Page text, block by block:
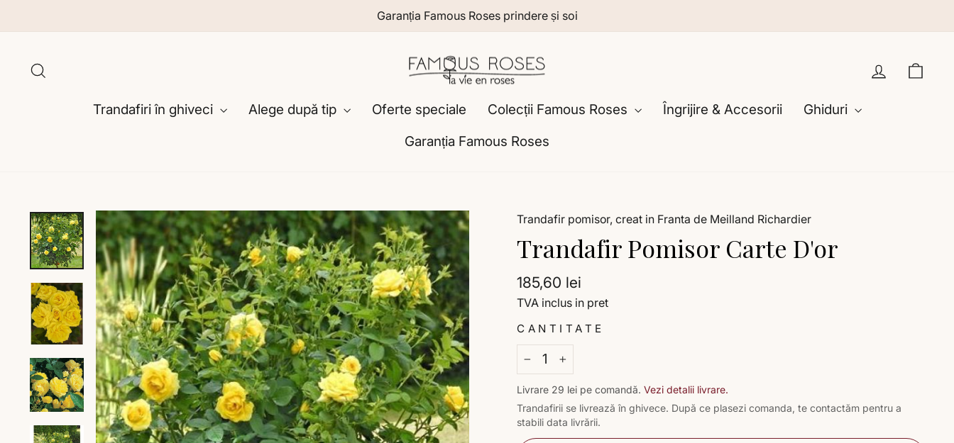
la
Garanția Famous Roses prindere și soi
Intră în
Trandafiri în ghiveci Alege după tip Oferte speciale Colecții Famous Roses Îngrijire & Accesorii
Ghiduri
Garanția Famous Roses
Trandafir pomisor, creat in Franta de Meilland Richardier
Trandafir Pomisor Carte D'or
Preț
185,60 lei
TVA inclus in pret
CANTITATE
+
Livrare 29 lei pe comandă. Vezi detalii livrare.
Trandafirii se livrează în ghivece. După ce plasezi comanda, te contactăm pentru a
stabili data livrării.